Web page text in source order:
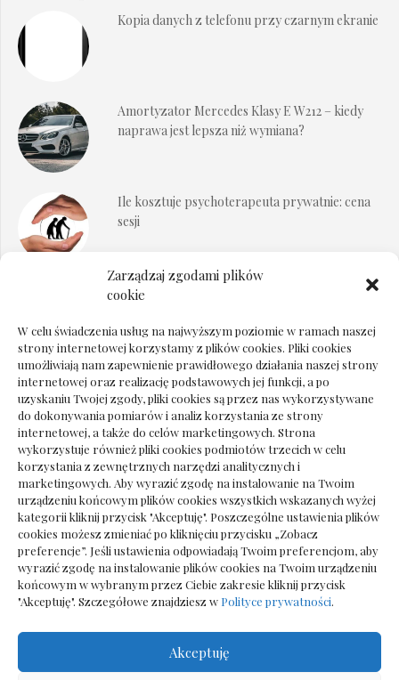
Zarządzaj zgodami plików
cookie
W celu świadczenia usług na najwyższym poziomie w ramach naszej
strony internetowej korzystamy z plików cookies. Pliki cookies
umożliwiają nam zapewnienie prawidłowego działania naszej strony
internetowej oraz realizację podstawowych jej funkcji, a po
uzyskaniu Twojej zgody, pliki cookies są przez nas wykorzystywane
do dokonywania pomiarów i analiz korzystania ze strony
internetowej, a także do celów marketingowych. Strona
wykorzystuje również pliki cookies podmiotów trzecich w celu
korzystania z zewnętrznych narzędzi analitycznych i
marketingowych. Aby wyrazić zgodę na instalowanie na Twoim
urządzeniu końcowym plików cookies wszystkich wskazanych wyżej
kategorii kliknij przycisk "Akceptuję". Poszczególne ustawienia plików
cookies możesz zmieniać po kliknięciu przycisku „Zobacz
preferencje”. Jeśli ustawienia odpowiadają Twoim preferencjom, aby
wyrazić zgodę na instalowanie plików cookies na Twoim urządzeniu
końcowym w wybranym przez Ciebie zakresie kliknij przycisk
"Akceptuję". Szczegółowe znajdziesz w Polityce prywatności.
Akceptuję
Kopia danych z telefonu przy czarnym ekranie
Amortyzator Mercedes Klasy E W212 – kiedy
naprawa jest lepsza niż wymiana?
Ile kosztuje psychoterapeuta prywatnie: cena
sesji
Dokumenty do odbioru przy zmianie biura
Deska podłogowa do salonu: jak wybrać bez
pośpiechu